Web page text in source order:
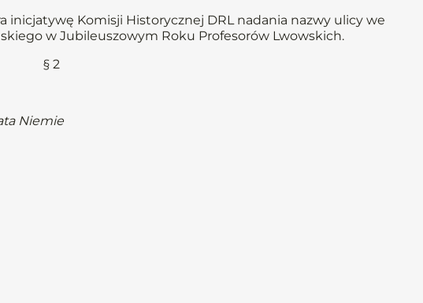
inicjatywę Komisji Historycznej DRL nadania nazwy ulicy we
w Jubileuszowym Roku Profesorów Lwowskich.
§ 2
Niemie